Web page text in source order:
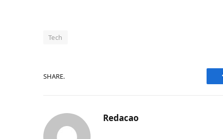
Tech
SHARE.
Redacao